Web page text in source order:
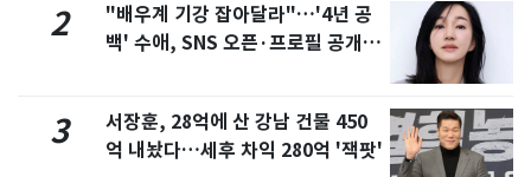
2
"배우계 기강 잡아달라"…'4년 공
백' 수애, SNS 오픈·프로필 공개
3
서장훈, 28억에 산 강남 건물 450
억 내놨다…세후 차익 280억 '잭팟'